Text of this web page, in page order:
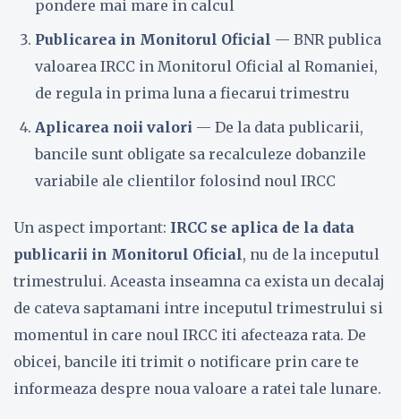
pondere mai mare in calcul
Publicarea in Monitorul Oficial — BNR publica
valoarea IRCC in Monitorul Oficial al Romaniei,
de regula in prima luna a fiecarui trimestru
Aplicarea noii valori — De la data publicarii,
bancile sunt obligate sa recalculeze dobanzile
variabile ale clientilor folosind noul IRCC
Un aspect important: IRCC se aplica de la data
publicarii in Monitorul Oficial, nu de la inceputul
trimestrului. Aceasta inseamna ca exista un decalaj
de cateva saptamani intre inceputul trimestrului si
momentul in care noul IRCC iti afecteaza rata. De
obicei, bancile iti trimit o notificare prin care te
informeaza despre noua valoare a ratei tale lunare.